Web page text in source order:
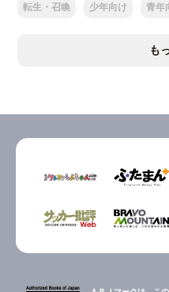
転生・召喚 少年向け 青年
も